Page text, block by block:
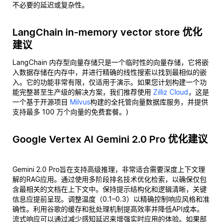
不必要的延迟或复杂性。
LangChain in-memory vector store 优化
建议
LangChain 内存型向量存储只是一个临时性的向量存储，它将嵌
入数据存储在内存中，并进行精确的线性搜索以找到最相似的嵌
入。它的功能非常有限，仅适用于演示。如果您计划构建一个功
能完整甚至生产级的解决方案，我们推荐使用 Zilliz Cloud，这是
一个基于开源项目 Milvus构建的全托管向量数据库服务，并提供
支持最多 100 万个向量的免费套餐。)
Google Vertex AI Gemini 2.0 Pro 优化建议
Gemini 2.0 Pro旨在支持高级推理，非常适合需要深度上下文理
解的RAG应用。通过使用多阶段排名技术优化检索，以确保仅包
含最相关的文档在上下文中。保持提示结构化和逻辑清晰，关键
信息应提前呈现。调整温度（0.1–0.3）以精确控制响应风格和准
确性。利用谷歌的缓存和批处理机制提高效率并降低API成本。
流式响应可以通过减少感知延迟来增强实时应用的体验。如果部